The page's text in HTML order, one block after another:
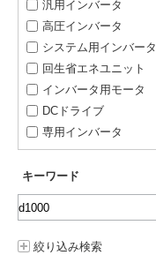
汎用インバータ
高圧インバータ
システム用インバータ
回生省エネユニット
インバータ用モータ
DCドライブ
専用インバータ
キーワード
絞り込み検索